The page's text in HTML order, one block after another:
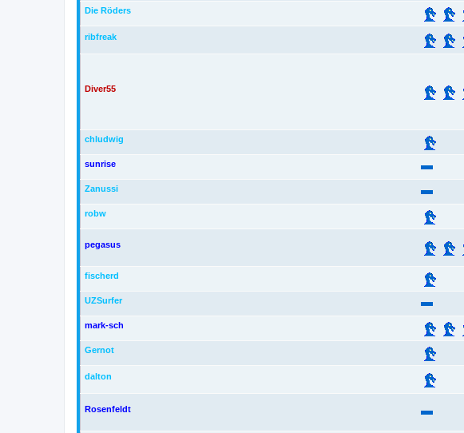
Die Röders
ribfreak
Diver55
chludwig
sunrise
Zanussi
robw
pegasus
fischerd
UZSurfer
mark-sch
Gernot
dalton
Rosenfeldt